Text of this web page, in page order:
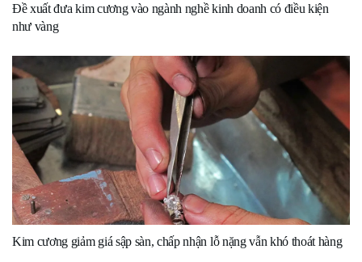
Đề xuất đưa kim cương vào ngành nghề kinh doanh có điều kiện
như vàng
Kim cương giảm giá sập sàn, chấp nhận lỗ nặng vẫn khó thoát hàng